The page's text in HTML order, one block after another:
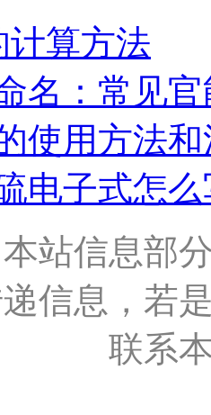
计算方法
名：常见
使用方法
电子式怎
站信息部
信息，若
联系